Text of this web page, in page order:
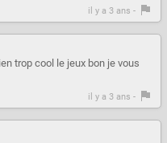
il y a 3 ans -
trop cool le jeux bon je vous
il y a 3 ans -